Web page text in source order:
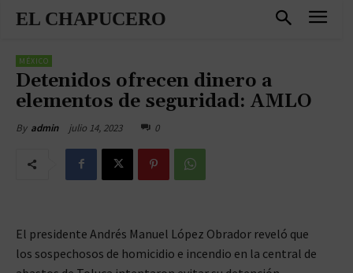
EL CHAPUCERO
MÉXICO
Detenidos ofrecen dinero a
elementos de seguridad: AMLO
By admin julio 14, 2023 0
El presidente Andrés Manuel López Obrador reveló que
los sospechosos de homicidio e incendio en la central de